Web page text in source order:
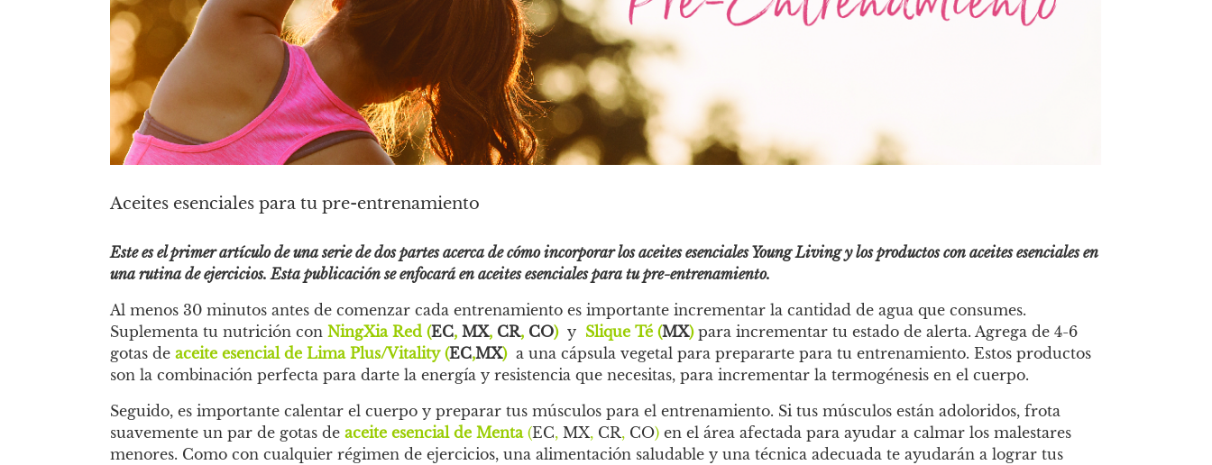
Aceites esenciales para tu pre-entrenamiento
Este es el primer artículo de una serie de dos partes acerca de cómo incorporar los aceites esenciales Young Living y los productos con aceites esenciales en
una rutina de ejercicios. Esta publicación se enfocará en aceites esenciales para tu pre-entrenamiento.
Al menos 30 minutos antes de comenzar cada entrenamiento es importante incrementar la cantidad de agua que consumes.
Suplementa tu nutrición con NingXia Red (EC, MX, CR, CO) y Slique Té (MX)para incrementar tu estado de alerta. Agrega de 4-6
gotas de aceite esencial de Lima Plus/Vitality (EC,MX) a una cápsula vegetal para prepararte para tu entrenamiento. Estos productos
son la combinación perfecta para darte la energía y resistencia que necesitas, para incrementar la termogénesis en el cuerpo.
Seguido, es importante calentar el cuerpo y preparar tus músculos para el entrenamiento. Si tus músculos están adoloridos, frota
suavemente un par de gotas de aceite esencial de Menta(EC, MX, CR, CO) en el área afectada para ayudar a calmar los malestares
menores. Como con cualquier régimen de ejercicios, una alimentación saludable y una técnica adecuada te ayudarán a lograr tus